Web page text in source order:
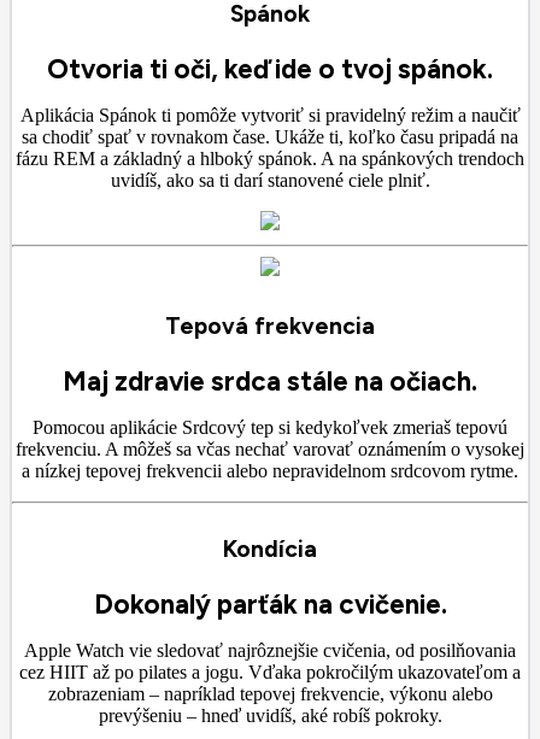
Spánok
Otvoria ti oči, keď ide o tvoj spánok.
Aplikácia Spánok ti pomôže vytvoriť si pravidelný režim a naučiť
sa chodiť spať v rovnakom čase. Ukáže ti, koľko času pripadá na
fázu REM a základný a hlboký spánok. A na spánkových trendoch
uvidíš, ako sa ti darí stanovené ciele plniť.
Tepová frekvencia
Maj zdravie srdca stále na očiach.
Pomocou aplikácie Srdcový tep si kedykoľvek zmeriaš tepovú
frekvenciu. A môžeš sa včas nechať varovať oznámením o vysokej
a nízkej tepovej frekvencii alebo nepravidelnom srdcovom rytme.
Kondícia
Dokonalý parťák na cvičenie.
Apple Watch vie sledovať najrôznejšie cvičenia, od posilňovania
cez HIIT až po pilates a jogu. Vďaka pokročilým ukazovateľom a
zobrazeniam – napríklad tepovej frekvencie, výkonu alebo
prevýšeniu – hneď uvidíš, aké robíš pokroky.